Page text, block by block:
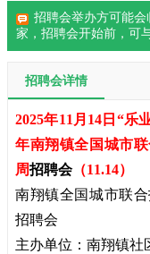
招聘会举办方可能
家， 招聘会开始前，可
招聘会详情
2025年11月14日“
年南翔镇全国城市
周招聘会（11.14）
南翔镇全国城市联
招聘会
主办单位：南翔镇社